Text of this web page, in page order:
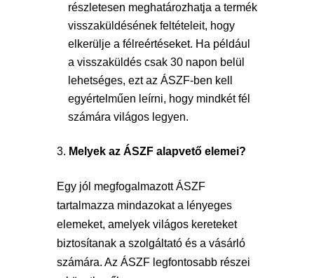
részletesen meghatározhatja a termék
visszaküldésének feltételeit, hogy
elkerülje a félreértéseket. Ha például
a visszaküldés csak 30 napon belül
lehetséges, ezt az ÁSZF-ben kell
egyértelműen leírni, hogy mindkét fél
számára világos legyen.
Melyek az ÁSZF alapvető elemei?
Egy jól megfogalmazott ÁSZF
tartalmazza mindazokat a lényeges
elemeket, amelyek világos kereteket
biztosítanak a szolgáltató és a vásárló
számára. Az ÁSZF legfontosabb részei